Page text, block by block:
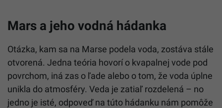
Mars a jeho vodná hádanka
Otázka, kam sa na Marse podela voda, zostáva stále
otvorená. Jedna teória hovorí o kvapalnej vode pod
povrchom, iná zas o ľade alebo o tom, že voda úplne
unikla do atmosféry. Veda je zatiaľ rozdelená – no
jedno je isté, odpoveď na túto hádanku nám pomôže